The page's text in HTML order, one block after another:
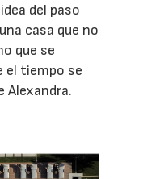
del paso
casa que no
que se
el tiempo se
Alexandra.